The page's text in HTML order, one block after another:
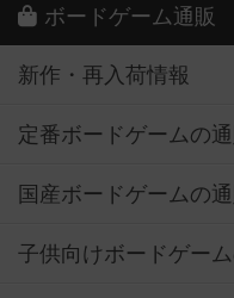
ボードゲーム通販
新作・再入荷情報
定番ボードゲームの
国産ボードゲームの
子供向けボードゲー